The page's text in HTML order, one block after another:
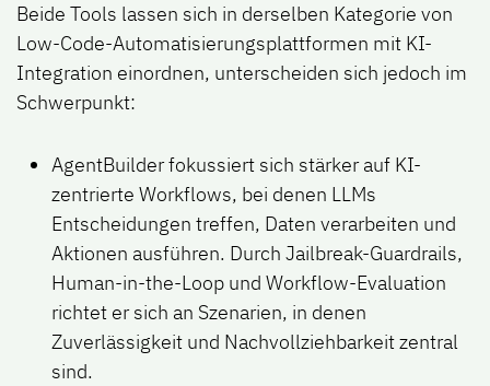
Beide Tools lassen sich in derselben Kategorie von
Low-Code-Automatisierungsplattformen mit KI-
Integration einordnen, unterscheiden sich jedoch im
Schwerpunkt:
AgentBuilderfokussiert sich stärker auf KI-
zentrierte Workflows, bei denen LLMs
Entscheidungen treffen, Daten verarbeiten und
Aktionen ausführen. Durch Jailbreak-Guardrails,
Human-in-the-Loop und Workflow-Evaluation
richtet er sich an Szenarien, in denen
Zuverlässigkeit und Nachvollziehbarkeit zentral
sind.